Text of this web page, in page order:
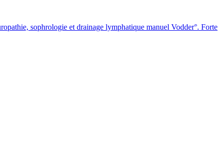
sophrologie et drainage lymphatique manuel Vodder°. Forte